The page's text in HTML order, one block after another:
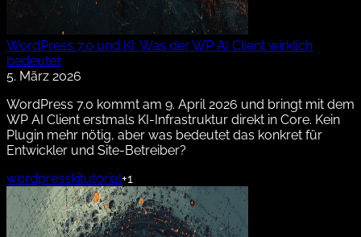
WordPress 7.0 und KI: Was der WP AI Client wirklich
bedeutet
5. März 2026
WordPress 7.0 kommt am 9. April 2026 und bringt mit dem
WP AI Client erstmals KI-Infrastruktur direkt in Core. Kein
Plugin mehr nötig, aber was bedeutet das konkret für
Entwickler und Site-Betreiber?
wordpresskitutorial+1